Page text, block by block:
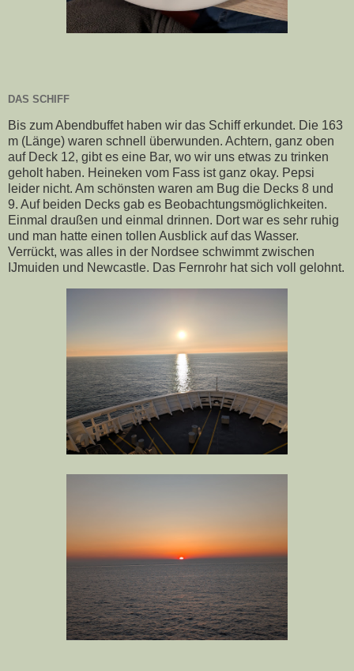
DAS SCHIFF
Bis zum Abendbuffet haben wir das Schiff erkundet. Die 163
m (Länge) waren schnell überwunden. Achtern, ganz oben
auf Deck 12, gibt es eine Bar, wo wir uns etwas zu trinken
geholt haben. Heineken vom Fass ist ganz okay. Pepsi
leider nicht. Am schönsten waren am Bug die Decks 8 und
9. Auf beiden Decks gab es Beobachtungsmöglichkeiten.
Einmal draußen und einmal drinnen. Dort war es sehr ruhig
und man hatte einen tollen Ausblick auf das Wasser.
Verrückt, was alles in der Nordsee schwimmt zwischen
IJmuiden und Newcastle. Das Fernrohr hat sich voll gelohnt.